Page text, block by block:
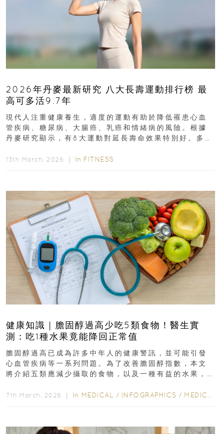
2026年丹麥最新研究 八大長壽運動排行榜 最
高可多活9.7年
現代人注重健康養生，適度的運動有助於降低罹患心血
管疾病、糖尿病、大腸癌、乳癌和情緒病的風險。根據
丹麥研究顯示，有8大運動對延長壽命效果特別好。多做
13th March, 2026 ｜ In FITNESS
健康知識｜膽固醇過高少吃5類食物！醫生實
測：吃1種水果竟能降回正常值
膽固醇過高已成為許多中年人的健康警訊，並可能引發
心血管疾病等一系列問題。為了改善膽固醇指數，本文
將介紹五類應減少攝取的食物，以及一種有益的水果，
7th March, 2026 ｜ In MEDICAL / INFOGRAPHICS / MEDICAL